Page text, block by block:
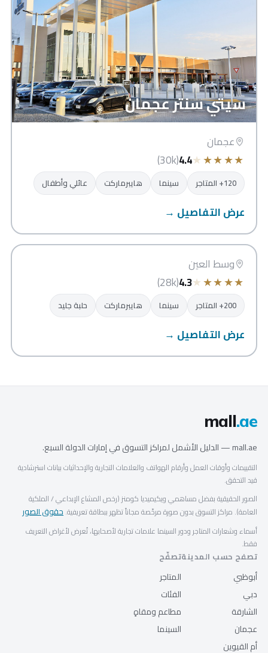
سيتي سنتر عجمان
عجمان
★
★
★
★
★
4.4
(30k)
120+ المتاجر سينما هايبرماركت عائلي وأطفال
عرض التفاصيل →
العين
العين مول
وسط العين
★
★
★
★
★
4.3
(28k)
200+ المتاجر سينما هايبرماركت حلبة جليد
عرض التفاصيل →
mall.ae
mall.ae — الدليل الأشمل لمراكز التسوق في إمارات الدولة السبع.
التقييمات وأوقات العمل وأرقام الهواتف والعلامات التجارية والإحداثيات بيانات استرشادية
قيد التحقق.
الصور الحقيقية بفضل مساهمي ويكيميديا كومنز (رخص المشاع الإبداعي / الملكية
العامة). مراكز التسوق بدون صورة مرخّصة مجاناً تظهر ببطاقة تعريفية. حقوق الصور
أسماء وشعارات المتاجر ودور السينما علامات تجارية لأصحابها، تُعرض لأغراض التعريف
فقط.
تصفح حسب المدينة
أبوظبي
دبي
الشارقة
عجمان
أم القيوين
تصفّح
المتاجر
الفئات
مطاعم ومقاهٍ
السينما